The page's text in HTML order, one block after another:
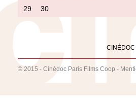
29
30
CINÉDOC
© 2015 - Cinédoc Paris Films Coop -